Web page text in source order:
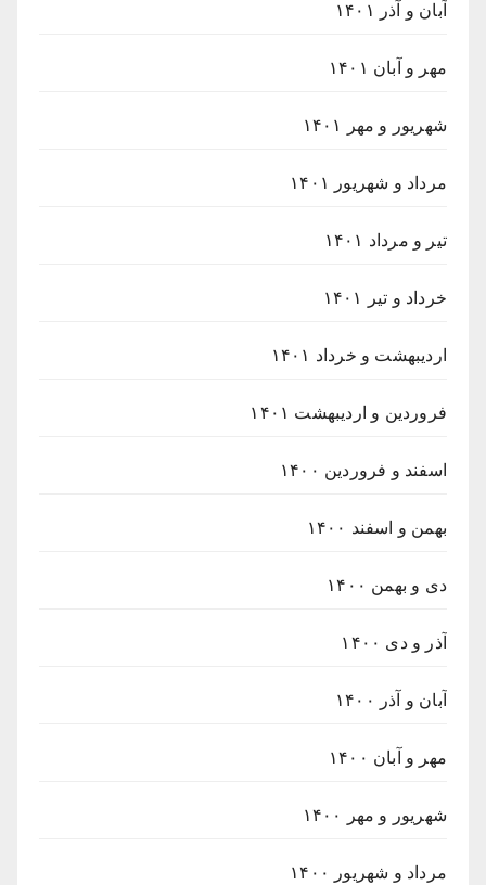
آبان و آذر ۱۴۰۱
مهر و آبان ۱۴۰۱
شهریور و مهر ۱۴۰۱
مرداد و شهریور ۱۴۰۱
تیر و مرداد ۱۴۰۱
خرداد و تیر ۱۴۰۱
اردیبهشت و خرداد ۱۴۰۱
فروردین و اردیبهشت ۱۴۰۱
اسفند و فروردین ۱۴۰۰
بهمن و اسفند ۱۴۰۰
دی و بهمن ۱۴۰۰
آذر و دی ۱۴۰۰
آبان و آذر ۱۴۰۰
مهر و آبان ۱۴۰۰
شهریور و مهر ۱۴۰۰
مرداد و شهریور ۱۴۰۰